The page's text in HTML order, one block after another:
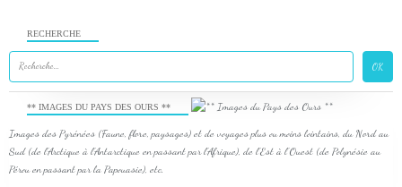
RECHERCHE
** IMAGES DU PAYS DES OURS **
Images des Pyrénées (Faune, flore, paysages) et de voyages plus ou moins lointains, du Nord au
Sud (de l'Arctique à l'Antarctique en passant par l'Afrique), de l'Est à l'Ouest (de Polynésie au
Pérou en passant par la Papouasie), etc.